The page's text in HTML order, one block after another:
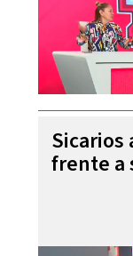
Sicarios
frente a